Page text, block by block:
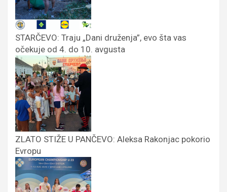
STARČEVO: Traju „Dani druženja”, evo šta vas
očekuje od 4. do 10. avgusta
ZLATO STIŽE U PANČEVO: Aleksa Rakonjac pokorio
Evropu